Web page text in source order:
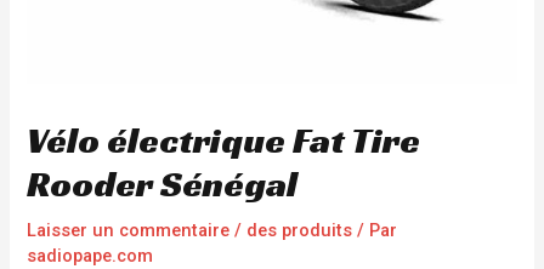
Vélo électrique Fat Tire
Rooder Sénégal
Laisser un commentaire / des produits / Par
sadiopape.com